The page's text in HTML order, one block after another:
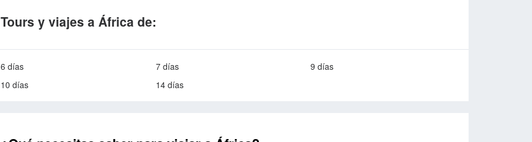
Tours y viajes a África de:
6 días 7 días
9 días
10 días
14 días